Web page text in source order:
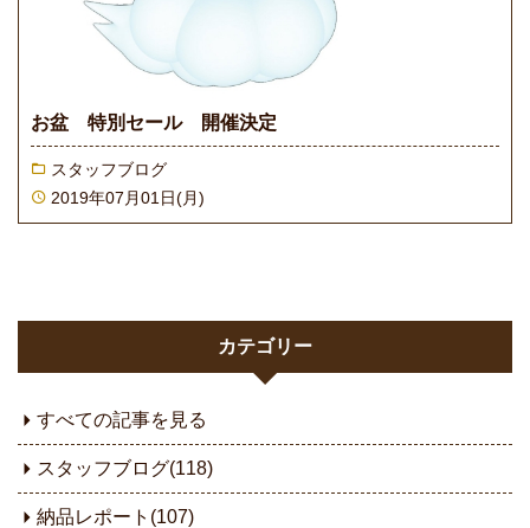
お盆 特別セール 開催決定
スタッフブログ
2019年07月01日(月)
カテゴリー
すべての記事を見る
スタッフブログ(118)
納品レポート(107)